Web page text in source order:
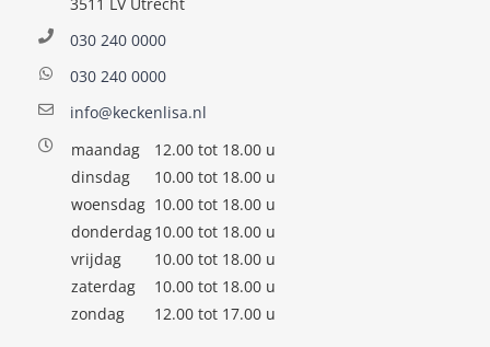
3511 LV Utrecht
030 240 0000
030 240 0000
info@keckenlisa.nl
maandag
12.00 tot 18.00 u
dinsdag
10.00 tot 18.00 u
woensdag 10.00 tot 18.00 u
donderdag10.00 tot 18.00 u
vrijdag
10.00 tot 18.00 u
zaterdag
10.00 tot 18.00 u
zondag
12.00 tot 17.00 u